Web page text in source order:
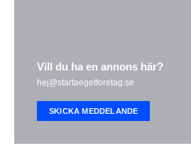
Vill du ha en annons här?
hej@startaegetforetag.se
SKICKA MEDDELANDE